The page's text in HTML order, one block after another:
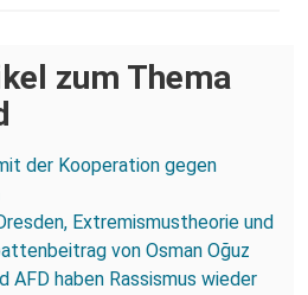
zum Thema
der Kooperation gegen
Extremismustheorie und
von Osman Oğuz
AFD haben Rassismus wieder